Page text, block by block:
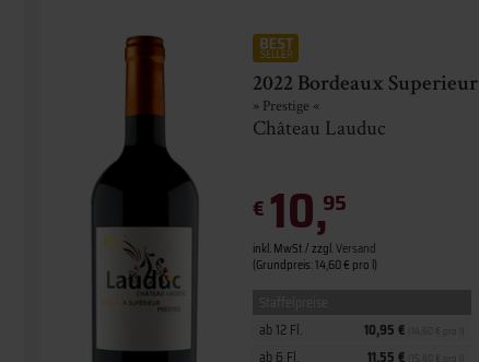
2022 Bordeaux Superieur
» Prestige «
Château Lauduc
€ 10,95
inkl. MwSt. / zzgl.Versand
(Grundpreis: 14,60 € pro l)
ab 6 Fl. 11,55 €
ab 12 Fl. 10,95 €